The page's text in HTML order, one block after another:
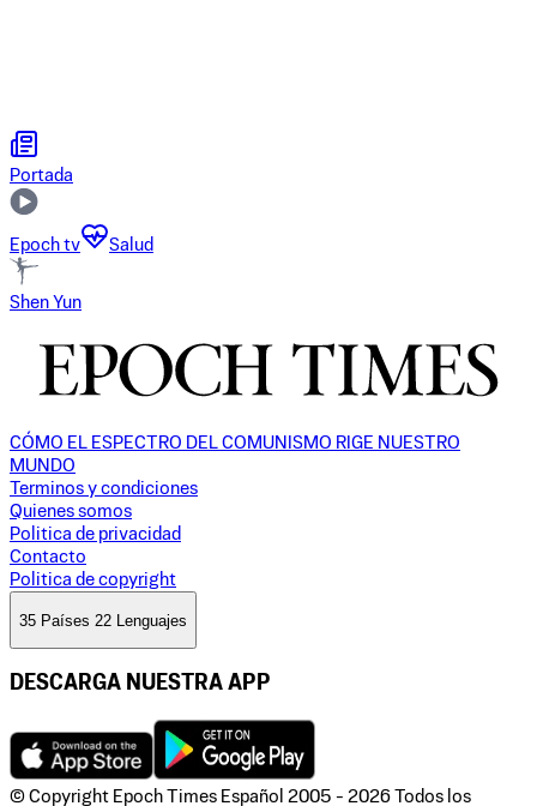
Portada
Epoch tv Salud
Shen Yun
CÓMO EL ESPECTRO DEL COMUNISMO RIGE NUESTRO
MUNDO
Terminos y condiciones
Quienes somos
Politica de privacidad
Contacto
Politica de copyright
35 Países 22 Lenguajes
DESCARGA NUESTRA APP
© Copyright Epoch Times Español 2005 - 2026 Todos los